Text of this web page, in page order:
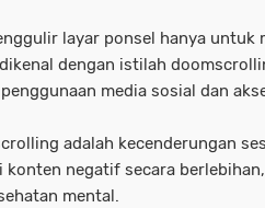
layar ponsel hanya untuk
dengan istilah
media sosial dan
adalah kecenderungan
konten negatif secara
mental.